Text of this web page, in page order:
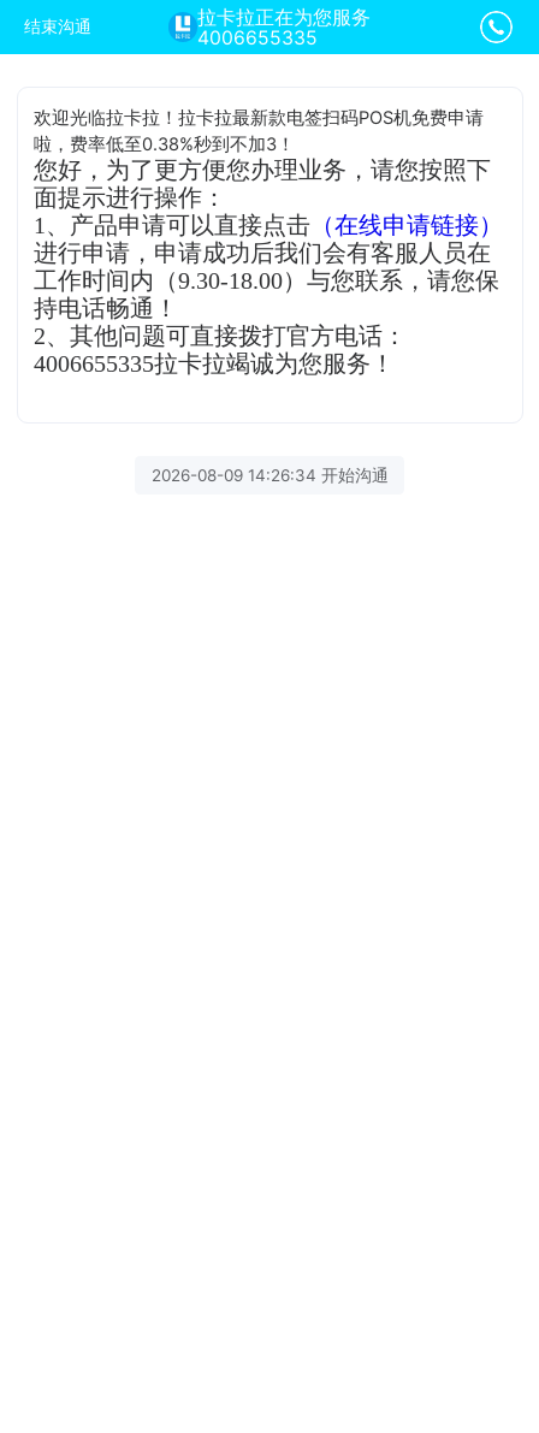
结束沟通
拉卡拉正在为您服务
4006655335
欢迎光临拉卡拉！拉卡拉最新款电签扫码POS机免费申请
啦，费率低至0.38%秒到不加3！
您好，为了更方便您办理业务，请您按照下
面提示进行操作：
1、产品申请可以直接点击 （在线申请链接）
进行申请，申请成功后我们会有客服人员在
工作时间内（9.30-18.00）与您联系，请您保
持电话畅通！
2、其他问题可直接拨打官方电话：
4006655335拉卡拉竭诚为您服务！
2026-08-09 14:26:34 开始沟通